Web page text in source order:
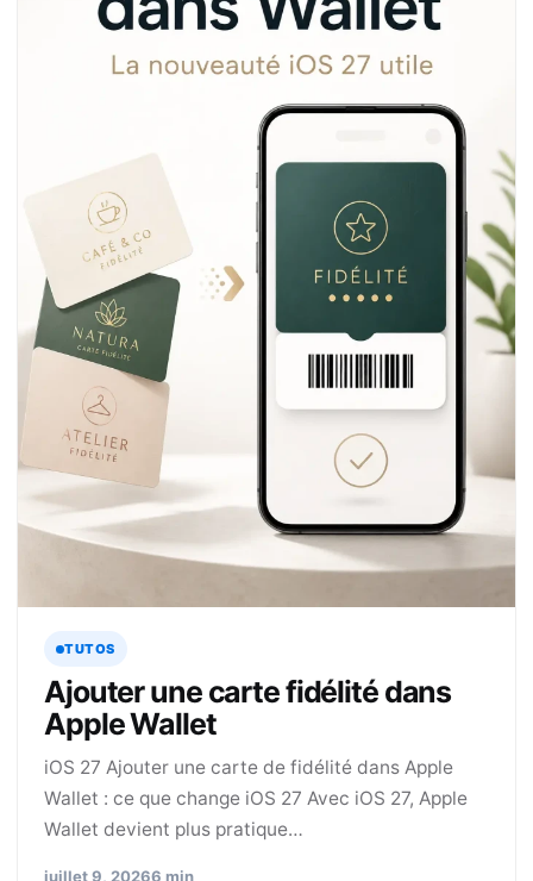
TUTOS
Ajouter une carte fidélité dans
Apple Wallet
iOS 27 Ajouter une carte de fidélité dans Apple
Wallet : ce que change iOS 27 Avec iOS 27, Apple
Wallet devient plus pratique…
juillet 9, 20266 min